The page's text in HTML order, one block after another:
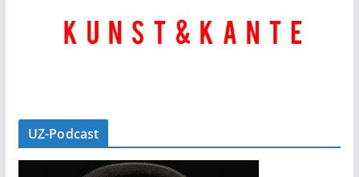
UZ-Podcast